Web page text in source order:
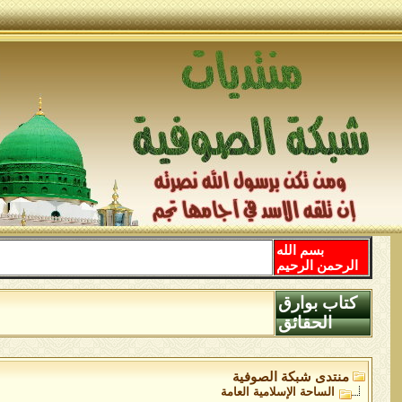
بسم الله
الرحمن الرحيم
كتاب بوارق
الحقائق
منتدى شبكة الصوفية
الساحة اﻹسلامية العامة